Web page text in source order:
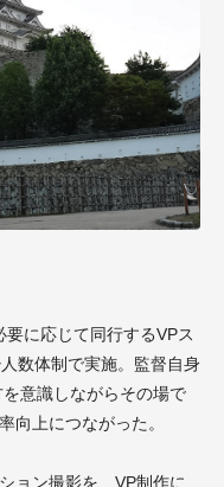
に応じて同行するVPス
数体制で実施。監督自身
意識しながらその場で
向上につながった。
ョン撮影を、VP制作に